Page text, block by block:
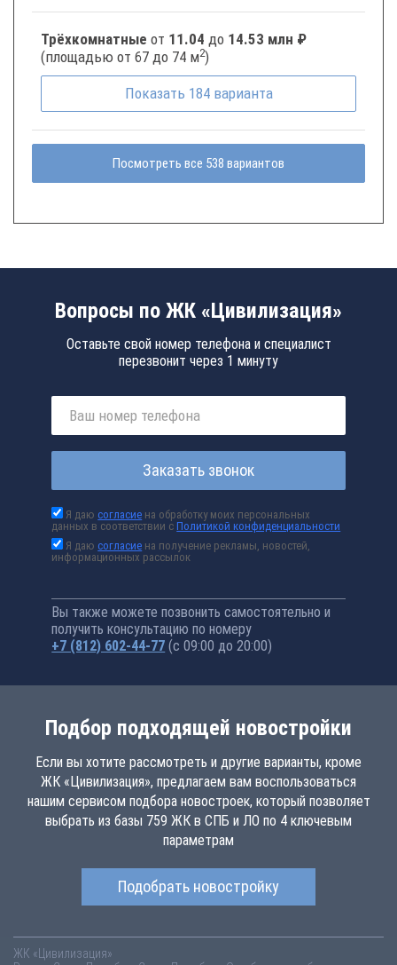
Трёхкомнатные от 11.04 до 14.53 млн ₽
(площадью от 67 до 74 м2)
Показать 184 варианта
Посмотреть все 538 вариантов
Вопросы по ЖК «Цивилизация»
Оставьте свой номер телефона и специалист
перезвонит через 1 минуту
Заказать звонок
Я даюсогласие на обработку моих персональных
данных в соответствии сПолитикой конфиденциальности
Я даюсогласие на получение рекламы, новостей,
информационных рассылок
Вы также можете позвонить самостоятельно и
получить консультацию по номеру
+7 (812) 602-44-77 (с 09:00 до 20:00)
Подбор подходящей новостройки
Если вы хотите рассмотреть и другие варианты, кроме
ЖК «Цивилизация», предлагаем вам воспользоваться
нашим сервисом подбора новостроек, который позволяет
выбрать из базы 759 ЖК в СПБ и ЛО по 4 ключевым
параметрам
Подобрать новостройку
ЖК «Цивилизация»